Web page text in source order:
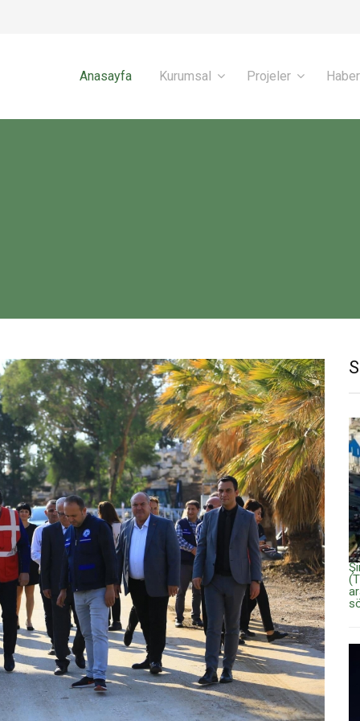
Anasayfa Kurumsal Projeler